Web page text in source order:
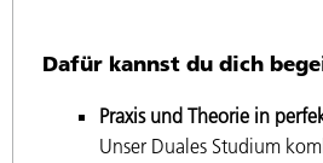
Dafür kannst du dich
Praxis und Theorie in
Unser Duales Studium